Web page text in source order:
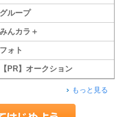
グループ
みんカラ＋
フォト
【PR】オークション
もっと見る